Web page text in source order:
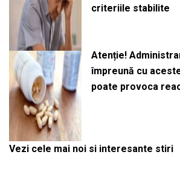
criteriile stabilite
Atenție!
împreună cu
poate provoca
Vezi cele mai noi si interesante stiri